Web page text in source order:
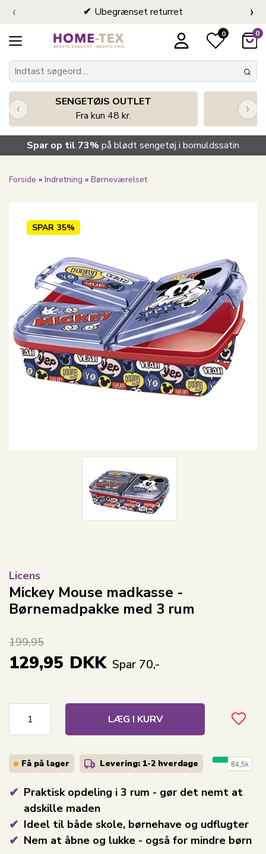
Ubegrænset returret
‹ ›
0 0
SENGETØJS OUTLET
Fra kun 48 kr.
‹ ›
Spar op til 73% på blødt sengetøj i bomuldssatin
Forside » Indretning » Børneværelset
SPAR 35%
Licens
Mickey Mouse madkasse -
Børnemadpakke med 3 rum
Praktisk opdeling i 3 rum - gør det nemt at
adskille maden
Ideel til både skole, børnehave og udflugter
Nem at åbne og lukke - også for mindre børn
199,95
129,95 DKK Spar 70,-
LÆG I KURV
Få på lager Levering: 1-2 hverdage